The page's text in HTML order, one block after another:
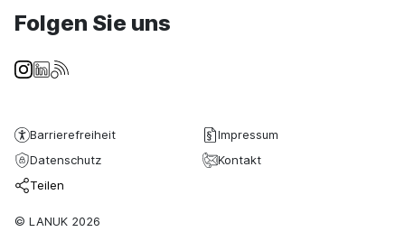
Folgen Sie uns
Barrierefreiheit
Impressum
Datenschutz
Kontakt
Teilen
© LANUK 2026